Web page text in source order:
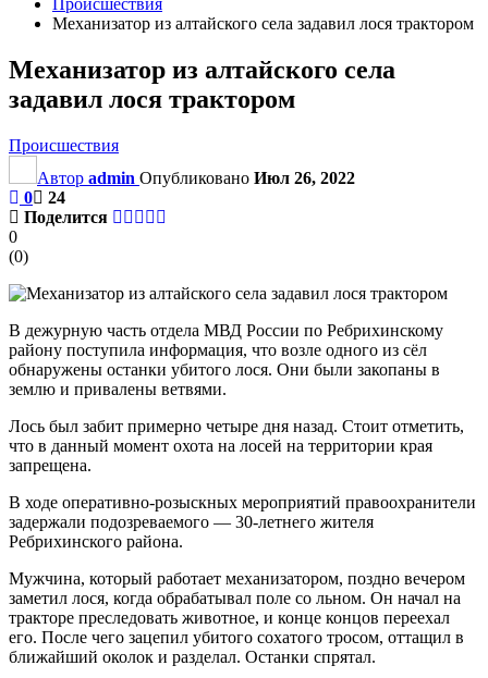
Происшествия
Механизатор из алтайского села задавил лося трактором
Механизатор из алтайского села
задавил лося трактором
Происшествия
Автор admin Опубликовано Июл 26, 2022
0
24
Поделится
0
(0)
В дежурную часть отдела МВД России по Ребрихинскому
району поступила информация, что возле одного из сёл
обнаружены останки убитого лося. Они были закопаны в
землю и привалены ветвями.
Лось был забит примерно четыре дня назад. Стоит отметить,
что в данный момент охота на лосей на территории края
запрещена.
В ходе оперативно-розыскных мероприятий правоохранители
задержали подозреваемого — 30-летнего жителя
Ребрихинского района.
Мужчина, который работает механизатором, поздно вечером
заметил лося, когда обрабатывал поле со льном. Он начал на
тракторе преследовать животное, и конце концов переехал
его. После чего зацепил убитого сохатого тросом, оттащил в
ближайший околок и разделал. Останки спрятал.